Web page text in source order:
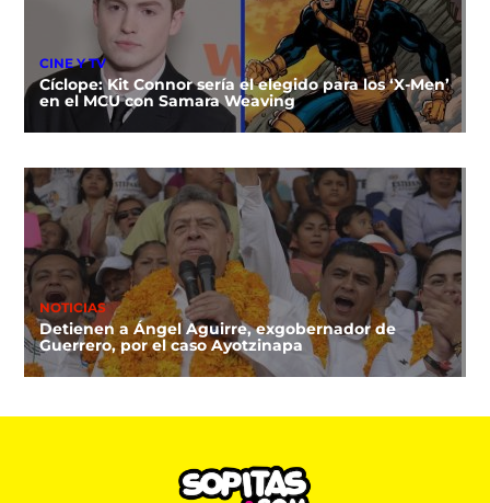
CINE Y TV
Cíclope: Kit Connor sería el elegido para los ‘X-Men’
en el MCU con Samara Weaving
NOTICIAS
Detienen a Ángel Aguirre, exgobernador de
Guerrero, por el caso Ayotzinapa